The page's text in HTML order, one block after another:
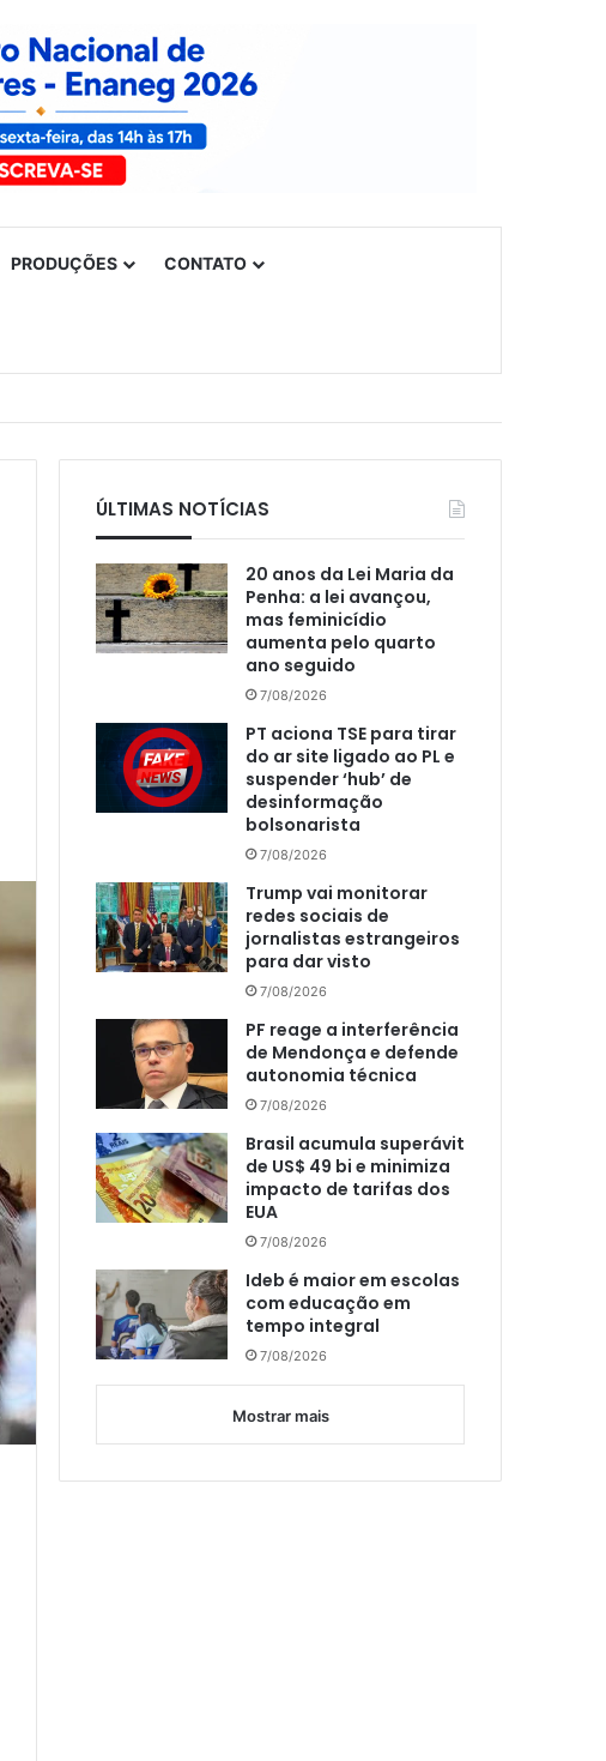
PRODUÇÕES CONTATO
ÚLTIMAS NOTÍCIAS
20 anos da Lei Maria da
Penha: a lei avançou,
mas feminicídio
aumenta pelo quarto
ano seguido
7/08/2026
PT aciona TSE para tirar
do ar site ligado ao PL e
suspender ‘hub’ de
desinformação
bolsonarista
7/08/2026
Trump vai monitorar
redes sociais de
jornalistas estrangeiros
para dar visto
7/08/2026
PF reage a interferência
de Mendonça e defende
autonomia técnica
7/08/2026
Brasil acumula superávit
de US$ 49 bi e minimiza
impacto de tarifas dos
EUA
7/08/2026
Ideb é maior em escolas
com educação em
tempo integral
7/08/2026
Mostrar mais